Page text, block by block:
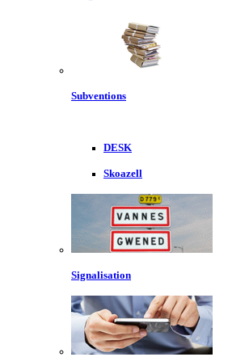
Subventions
DESK
Skoazell
Signalisation